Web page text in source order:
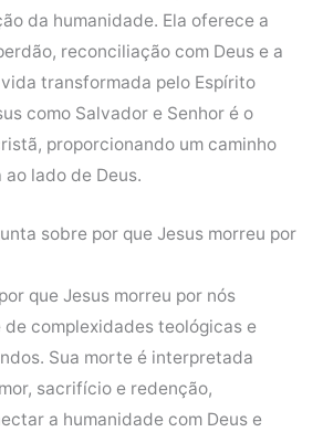
da humanidade. Ela oferece a
reconciliação com Deus e a
transformada pelo Espírito
como Salvador e Senhor é o
proporcionando um caminho
lado de Deus.
sobre por que Jesus morreu por
que Jesus morreu por nós
de complexidades teológicas e
Sua morte é interpretada
sacrifício e redenção,
a humanidade com Deus e